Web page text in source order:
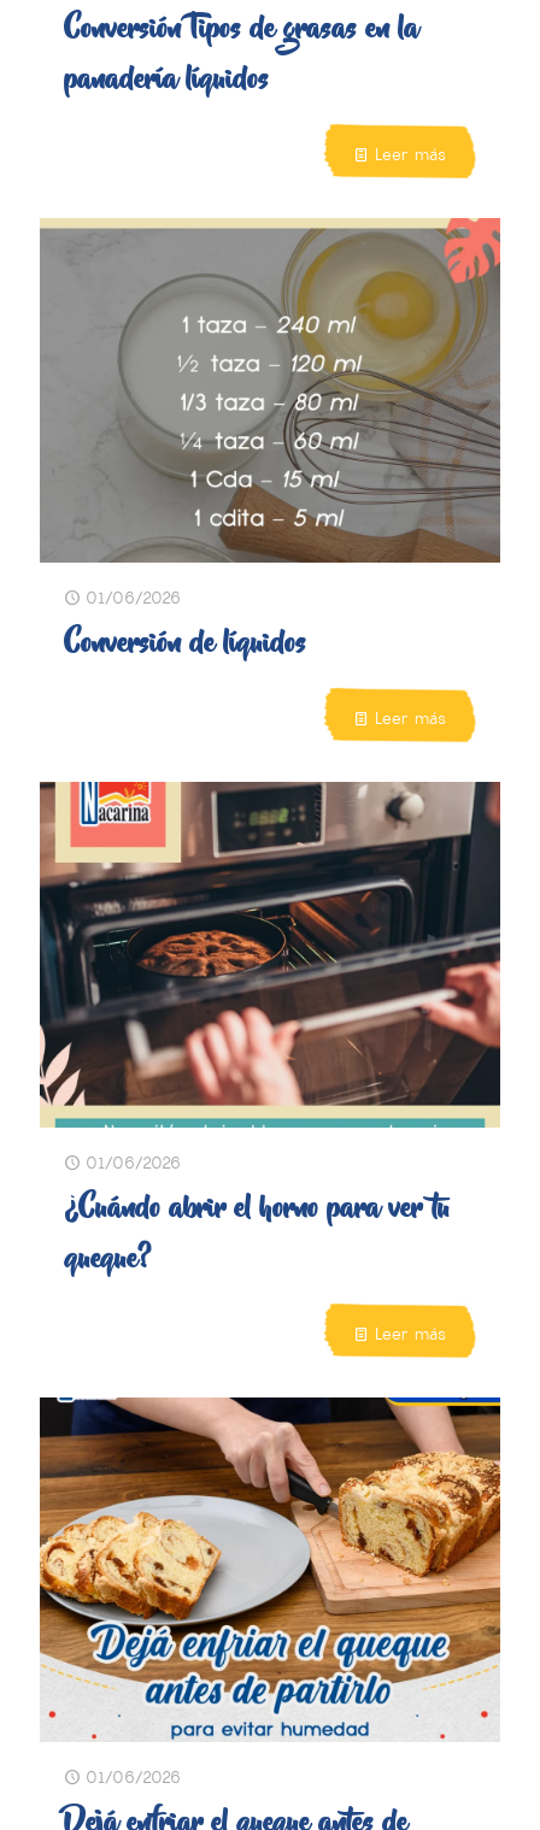
Conversión Tipos de grasas en la
panadería líquidos
Leer más
01/06/2026
Conversión de líquidos
Leer más
01/06/2026
¿Cuándo abrir el horno para ver tu
queque?
Leer más
01/06/2026